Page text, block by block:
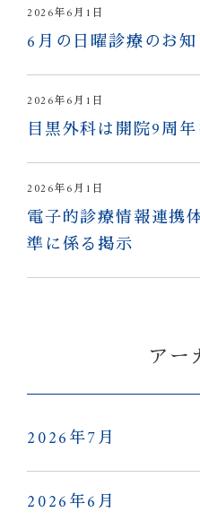
2026年6月1日
6月の日曜診療のお
2026年6月1日
目黒外科は開院9周
2026年6月1日
電子的診療情報連携
準に係る掲示
アー
2026年7月
2026年6月